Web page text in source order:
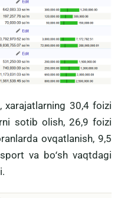
xarajatlarning 30,4 foizi
sotib olish, 26,9 foizi
ovqatlanish, 9,5
va boʻsh vaqtdagi